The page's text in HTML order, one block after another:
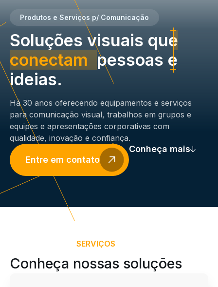
Produtos e Serviços p/ Comunicação
Soluções visuais que
conectam pessoas e
ideias.
Há 30 anos oferecendo equipamentos e serviços
para comunicação visual, trabalhos em grupos e
equipes e apresentações corporativas com
qualidade, inovação e confiança.
Entre em contato
Conheça mais
SERVIÇOS
Conheça nossas soluções